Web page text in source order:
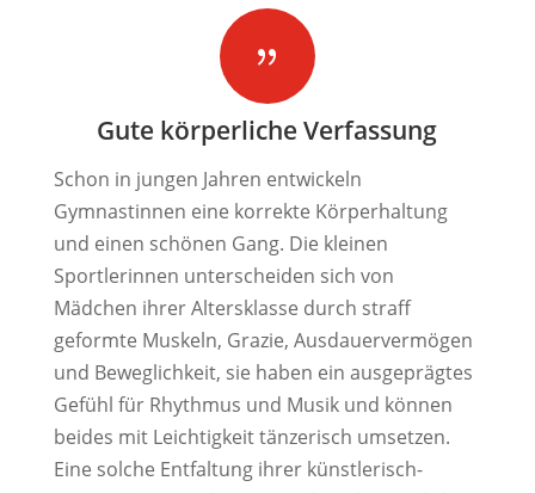
{
Gute körperliche Verfassung
Schon in jungen Jahren entwickeln
Gymnastinnen eine korrekte Körperhaltung
und einen schönen Gang. Die kleinen
Sportlerinnen unterscheiden sich von
Mädchen ihrer Altersklasse durch straff
geformte Muskeln, Grazie, Ausdauervermögen
und Beweglichkeit, sie haben ein ausgeprägtes
Gefühl für Rhythmus und Musik und können
beides mit Leichtigkeit tänzerisch umsetzen.
Eine solche Entfaltung ihrer künstlerisch-